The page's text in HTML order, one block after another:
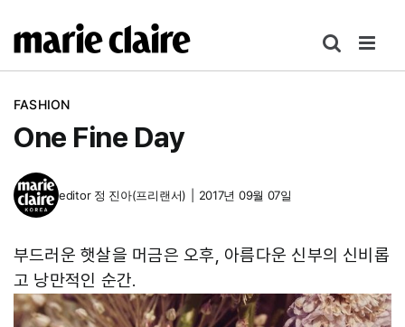
텐
FASHION
One Fine Day
editor 정 진아(프리랜서) 2017년 09월 07일
부드러운 햇살을 머금은 오후, 아름다운 신부의 신비롭
고 낭만적인 순간.